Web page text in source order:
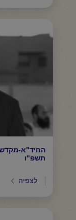
החיד"א-
תשפ"ו
לצפיה